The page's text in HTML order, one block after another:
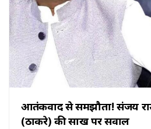
आतंकवाद से समझौता! संजय
(ठाकरे) की साख पर सवाल